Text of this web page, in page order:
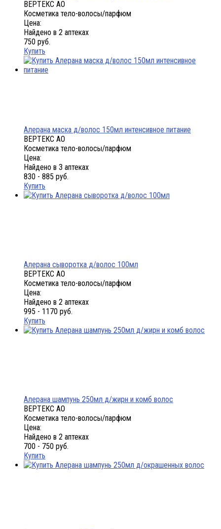
ВЕРТЕКС АО
Косметика тело-волосы/парфюм
Цена:
Найдено в 2 аптеках
750 руб.
Купить
Алерана маска д/волос 150мл интенсивное питание
ВЕРТЕКС АО
Косметика тело-волосы/парфюм
Цена:
Найдено в 3 аптеках
830 - 885 руб.
Купить
Алерана сыворотка д/волос 100мл
ВЕРТЕКС АО
Косметика тело-волосы/парфюм
Цена:
Найдено в 2 аптеках
995 - 1170 руб.
Купить
Алерана шампунь 250мл д/жирн и комб волос
ВЕРТЕКС АО
Косметика тело-волосы/парфюм
Цена:
Найдено в 2 аптеках
700 - 750 руб.
Купить